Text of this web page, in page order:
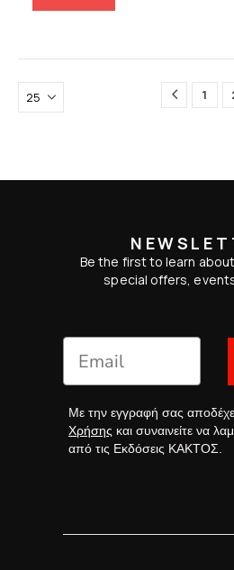
1
Be the first to learn
special offers,
Με την εγγραφή σας
Χρήσης και συναινείτε να
από τις Εκδόσεις ΚΑΚΤΟΣ.